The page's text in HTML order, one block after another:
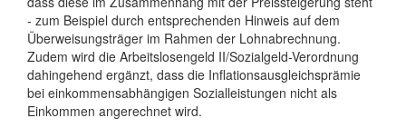
- zum Beispiel durch entsprechenden Hinweis auf dem
Überweisungsträger im Rahmen der Lohnabrechnung.
Zudem wird die Arbeitslosengeld II/Sozialgeld-Verordnung
dahingehend ergänzt, dass die Inflationsausgleichsprämie
bei einkommensabhängigen Sozialleistungen nicht als
Einkommen angerechnet wird.